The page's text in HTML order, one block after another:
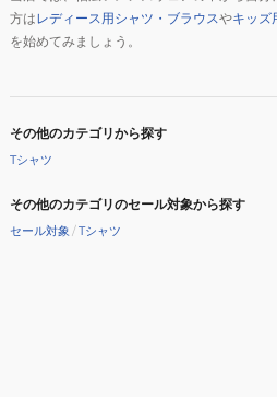
方はレディース用シャツ・ブラウスやキッズ
を始めてみましょう。
その他のカテゴリから探す
Tシャツ
その他のカテゴリのセール対象から探す
セール対象 /Tシャツ